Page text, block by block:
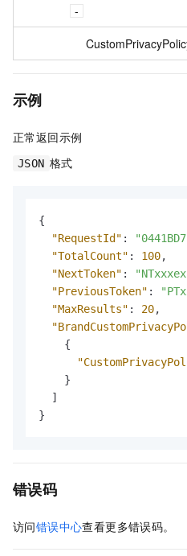
示例
正常返回示例
JSON 格式
{
"RequestId" :
"TotalCount" : 100,
"NextToken" :
"PreviousToken" :
"MaxResults" : 20,
{
}
]
}
错误码
访问错误中心查看更多错误码。